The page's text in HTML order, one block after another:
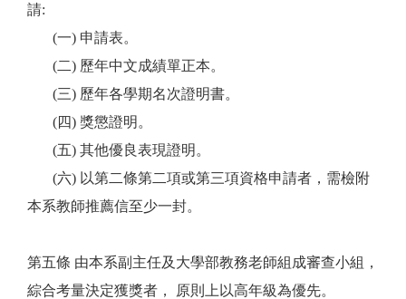
請:
(一) 申請表。
(二) 歷年中文成績單正本。
(三) 歷年各學期名次證明書。
(四) 獎懲證明。
(五) 其他優良表現證明。
(六) 以第二條第二項或第三項資格申請者，需檢附
本系教師推薦信至少一封。
第五條 由本系副主任及大學部教務老師組成審查小組，
綜合考量決定獲獎者，
原則上以高年級為優先。